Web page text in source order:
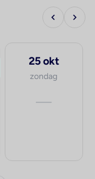
25 okt
zondag
—